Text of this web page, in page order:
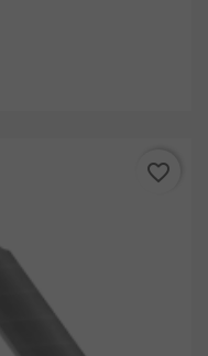
favorite_border